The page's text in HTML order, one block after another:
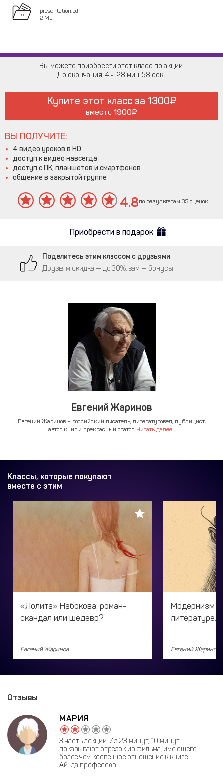
presentation.pdf
2 Mb
Вы можете приобрести этот класс по акции.
До окончания 4 28 58
Купите этот класс за 1300
вместо 1900
ВЫ ПОЛУЧИТЕ:
4 видео уроков в HD
доступ к видео навсегда
доступ с ПК, планшетов и смартфонов
общение в закрытой группе
4.8по результатам 35 оценок
Приобрести в подарок
Поделитесь этим классом с друзьями
Друзьям скидка — до 30%, вам — бонусы!
Евгений Жаринов
Евгений Жаринов – российский писатель, литературовед, публицист,
автор книг и прекрасный оратор. Читать далее...
Классы, которые покупают
вместе с этим
«Лолита» Набокова: роман-
скандал или шедевр?
Евгений Жаринов
Модернизм в
литературе:
Евгений Жаринов
Отзывы
МАРИЯ
3 часть лекции. Из 23 минут, 10 минут
показывают отрезок из фильма, имеющего
более чем косвенное отношение к книге.
Ай-да профессор!